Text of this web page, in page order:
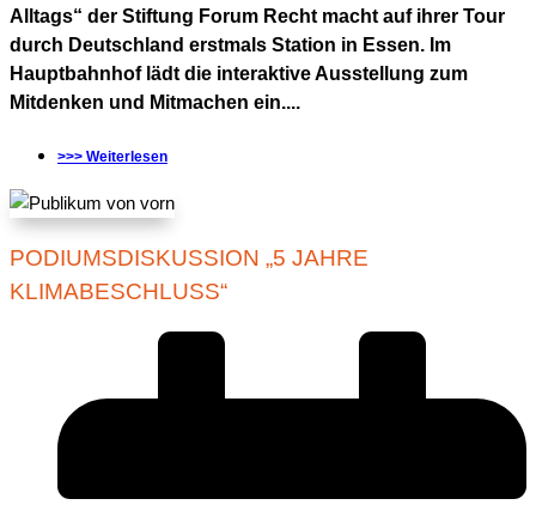
Alltags“ der Stiftung Forum Recht macht auf ihrer Tour
durch Deutschland erstmals Station in Essen. Im
Hauptbahnhof lädt die interaktive Ausstellung zum
Mitdenken und Mitmachen ein....
>>> Weiterlesen
PODIUMSDISKUSSION „5 JAHRE
KLIMABESCHLUSS“